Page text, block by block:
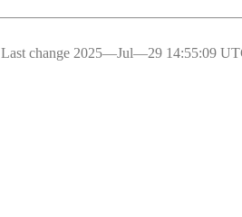
Last change 2025―Jul―29 14:55:09